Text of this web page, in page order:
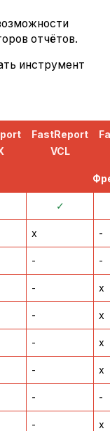
отчётов.
инструмент
FastReport
VCL
✓
x -
- -
- x
- x
- x
- x
- -
- x